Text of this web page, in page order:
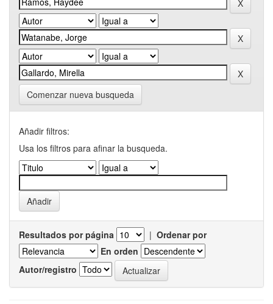
Comenzar nueva busqueda
Añadir filtros:
Usa los filtros para afinar la busqueda.
Resultados por página | Ordenar por
En orden
Autor/registro